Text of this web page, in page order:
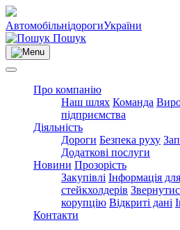
АвтомобільнідорогиУкраїни
Пошук
Про компанію
Наш шлях Команда
підприємства
Діяльність
Дороги Безпека руху
Додаткові послуги
Новини Прозорість
Закупівлі Інформація
стейкхолдерів
корупцію Відкриті дані
Контакти